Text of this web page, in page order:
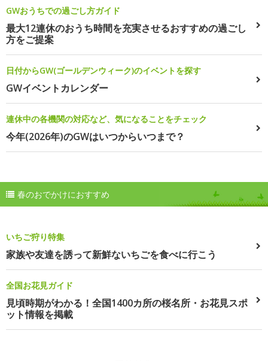
GWおうちでの過ごし方ガイド
最大12連休のおうち時間を充実させるおすすめの過ごし
方をご提案
日付からGW(ゴールデンウィーク)のイベントを探す
GWイベントカレンダー
連休中の各機関の対応など、気になることをチェック
今年(2026年)のGWはいつからいつまで？
春のおでかけにおすすめ
いちご狩り特集
家族や友達を誘って新鮮ないちごを食べに行こう
全国お花見ガイド
見頃時期がわかる！全国1400カ所の桜名所・お花見スポ
ット情報を掲載